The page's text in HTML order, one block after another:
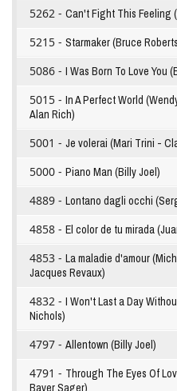
5262 - Can't Fight This Feeling
5215 - Starmaker (Bruce
5086 - I Was Born To Love You
5015 - In A Perfect World
Alan Rich)
5001 - Je volerai (Mari Trini -
5000 - Piano Man (Billy Joel)
4889 - Lontano dagli occhi
4858 - El color de tu mirada
4853 - La maladie d'amour
Jacques Revaux)
4832 - I Won't Last a Day
Nichols)
4797 - Allentown (Billy Joel)
4791 - Through The Eyes Of
Bayer Sager)